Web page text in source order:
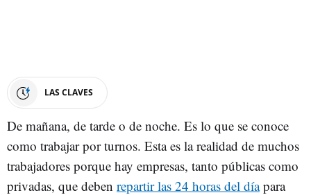
LAS CLAVES
De mañana, de tarde o de noche. Es lo que se conoce
como trabajar por turnos. Esta es la realidad de muchos
trabajadores porque hay empresas, tanto públicas como
privadas, que deben repartir las 24 horas del díapara